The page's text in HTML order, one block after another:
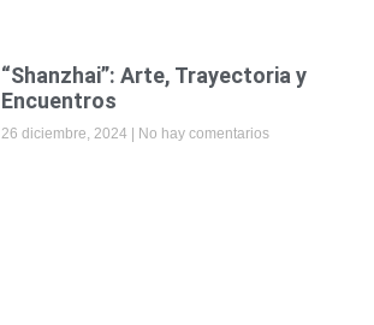
“Shanzhai”: Arte, Trayectoria y
Encuentros
26 diciembre, 2024 No hay comentarios